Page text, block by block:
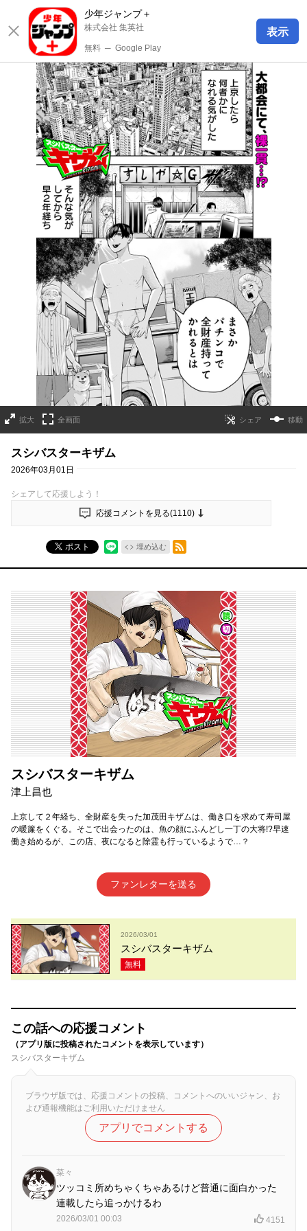
少年ジャンプ＋
株式会社 集英社
無料 ─ Google Play
表示
拡大 全画面 移動
スシバスターキザム
2026年03月01日
シェアして応援しよう！
応援コメントを見る(1110)
ポスト 埋め込む
RSSフィード
スシバスターキザム
津上昌也
上京して２年経ち、全財産を失った加茂田キザムは、働き口を求めて寿司屋
の暖簾をくぐる。そこで出会ったのは、魚の顔にふんどし一丁の大将!?早速
働き始めるが、この店、夜になると除霊も行っているようで…？
ファンレターを送る
2026/03/01
スシバスターキザム
無料
この話への応援コメント
（アプリ版に投稿されたコメントを表示しています）
スシバスターキザム
ブラウザ版では、応援コメントの投稿、コメントへのいいジャン、お
よび通報機能はご利用いただけません
アプリでコメントする
菜々
ツッコミ所めちゃくちゃあるけど普通に面白かった
連載したら追っかけるわ
2026/03/01 00:03 4151